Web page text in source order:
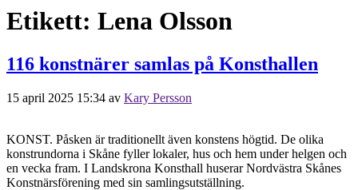
Etikett: Lena Olsson
116 konstnärer samlas på Konsthallen
15 april 2025 15:34 av Kary Persson
KONST. Påsken är traditionellt även konstens högtid. De olika
konstrundorna i Skåne fyller lokaler, hus och hem under helgen och
en vecka fram. I Landskrona Konsthall huserar Nordvästra Skånes
Konstnärsförening med sin samlingsutställning.